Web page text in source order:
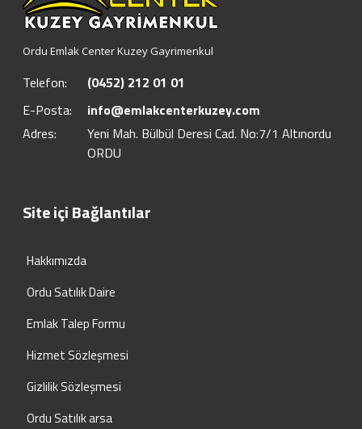
Ordu Emlak Center Kuzey Gayrimenkul
Telefon:
(0452) 212 01 01
E-Posta:
info@emlakcenterkuzey.com
Adres:
Yeni Mah. Bülbül Deresi Cad. No:7/1 Altınordu
ORDU
Site içi Bağlantılar
Hakkımızda
Ordu Satılık Daire
Emlak Talep Formu
Hizmet Sözleşmesi
Gizlilik Sözleşmesi
Ordu Satılık arsa